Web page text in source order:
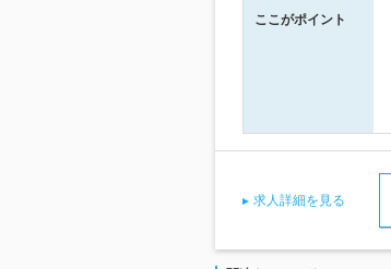
ここがポイント
求人詳細を見る